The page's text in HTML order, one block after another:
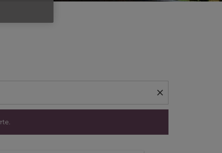
close
trovare offerte.